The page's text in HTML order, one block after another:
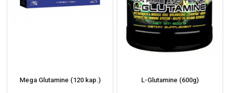
Mega Glutamine (120 kap.) L-Glutamine (600g)